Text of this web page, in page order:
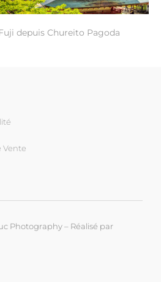
depuis Chureito Pagoda
Vente
Photography – Réalisé par